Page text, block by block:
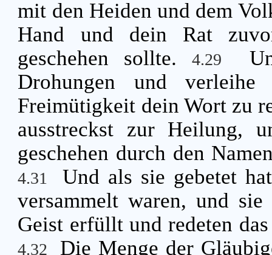
mit den Heiden und dem
Hand und dein Rat
geschehen sollte.
4.29
Drohungen und
Freimütigkeit dein Wort zu
ausstreckst zur Heilung,
geschehen durch den
4.31
Und als sie gebetet
versammelt waren, und
Geist erfüllt und redeten
4.32 Die Menge der